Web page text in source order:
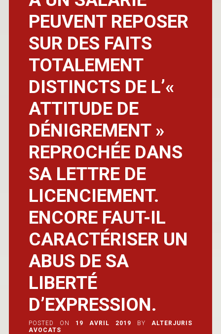
PEUVENT REPOSER
SUR DES FAITS
TOTALEMENT
DISTINCTS DE L’«
ATTITUDE DE
DÉNIGREMENT »
REPROCHÉE DANS
SA LETTRE DE
LICENCIEMENT.
ENCORE FAUT-IL
CARACTÉRISER UN
ABUS DE SA
LIBERTÉ
D’EXPRESSION.
POSTED ON 19 AVRIL 2019 BY
ALTERJURIS
AVOCATS